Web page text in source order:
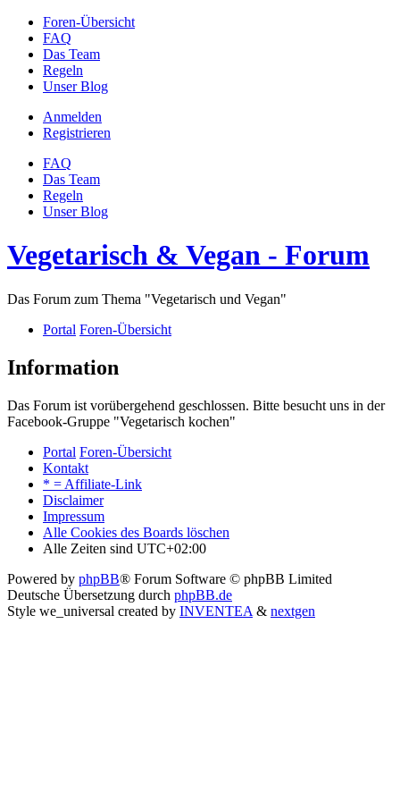
Foren-Übersicht
FAQ
Das Team
Regeln
Unser Blog
Anmelden
Registrieren
FAQ
Das Team
Regeln
Unser Blog
Vegetarisch & Vegan - Forum
Das Forum zum Thema "Vegetarisch und Vegan"
Portal Foren-Übersicht
Information
Das Forum ist vorübergehend geschlossen. Bitte besucht uns in der
Facebook-Gruppe "Vegetarisch kochen"
Portal Foren-Übersicht
Kontakt
* = Affiliate-Link
Disclaimer
Impressum
Alle Cookies des Boards löschen
Alle Zeiten sind UTC+02:00
Powered by phpBB® Forum Software © phpBB Limited
Deutsche Übersetzung durch phpBB.de
Style we_universal created by INVENTEA & nextgen